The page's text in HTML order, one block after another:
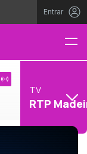
Entrar
TV
RTP